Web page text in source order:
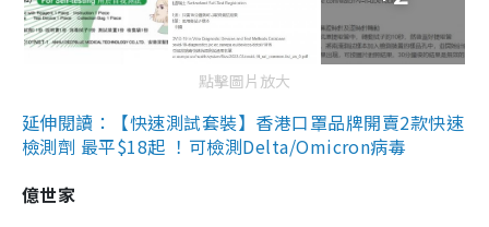
點擊圖片放大
延伸閱讀：【快速測試套裝】香港口罩品牌開賣2款快速
檢測劑 最平$18起 ！可檢測Delta/Omicron病毒
億世家